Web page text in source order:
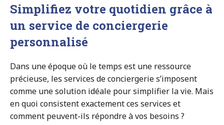
Simplifiez votre quotidien grâce à
un service de conciergerie
personnalisé
Dans une époque où le temps est une ressource
précieuse, les services de conciergerie s’imposent
comme une solution idéale pour simplifier la vie. Mais
en quoi consistent exactement ces services et
comment peuvent-ils répondre à vos besoins ?